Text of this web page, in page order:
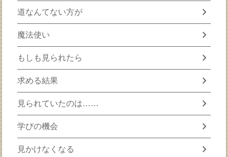
道なんてない方が chevron_right
魔法使い chevron_right
もしも見られたら chevron_right
求める結果 chevron_right
見られていたのは…… chevron_right
学びの機会 chevron_right
見かけなくなる chevron_right